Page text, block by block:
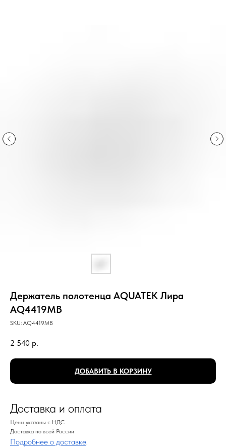
Держатель полотенца AQUATEK Лира
AQ4419MB
SKU: AQ4419MB
2 540 р.
ДОБАВИТЬ В КОРЗИНУ
Доставка и оплата
Цены указаны с НДС
Доставка по всей России
Подробнее о доставке.